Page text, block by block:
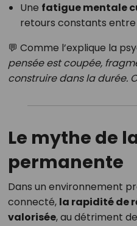
Une fatigue mentale
retours constants entre
💬 Comme l’explique la
pensée est coupée,
construire dans la durée.
Le mythe de
permanente
Dans un environnement
connecté, la rapidité de
valorisée, au détriment